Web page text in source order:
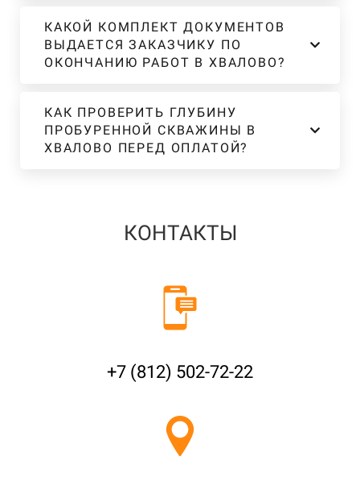
КАКОЙ КОМПЛЕКТ ДОКУМЕНТОВ
ВЫДАЕТСЯ ЗАКАЗЧИКУ ПО
ОКОНЧАНИЮ РАБОТ В ХВАЛОВО?
КАК ПРОВЕРИТЬ ГЛУБИНУ
ПРОБУРЕННОЙ СКВАЖИНЫ В
ХВАЛОВО ПЕРЕД ОПЛАТОЙ?
КОНТАКТЫ
+7 (812) 502-72-22